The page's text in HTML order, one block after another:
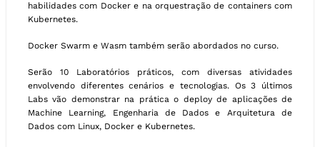
habilidades com Docker e na orquestração de containers com
Kubernetes.
Docker Swarm e Wasm também serão abordados no curso.
Serão 10 Laboratórios práticos, com diversas atividades
envolvendo diferentes cenários e tecnologias. Os 3 últimos
Labs vão demonstrar na prática o deploy de aplicações de
Machine Learning, Engenharia de Dados e Arquitetura de
Dados com Linux, Docker e Kubernetes.